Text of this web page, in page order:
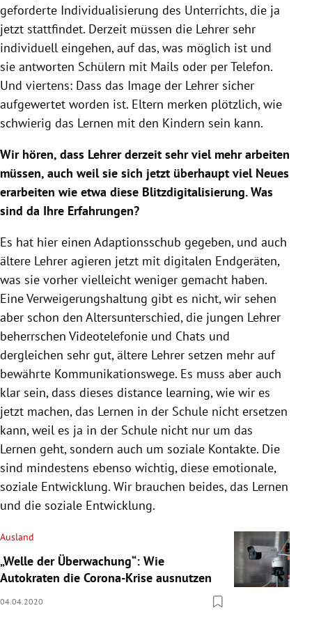
geforderte Individualisierung des Unterrichts, die ja
jetzt stattfindet. Derzeit müssen die Lehrer sehr
individuell eingehen, auf das, was möglich ist und
sie antworten Schülern mit Mails oder per Telefon.
Und viertens: Dass das Image der Lehrer sicher
aufgewertet worden ist. Eltern merken plötzlich, wie
schwierig das Lernen mit den Kindern sein kann.
Wir hören, dass Lehrer derzeit sehr viel mehr arbeiten
müssen, auch weil sie sich jetzt überhaupt viel Neues
erarbeiten wie etwa diese Blitzdigitalisierung. Was
sind da Ihre Erfahrungen?
Es hat hier einen Adaptionsschub gegeben, und auch
ältere Lehrer agieren jetzt mit digitalen Endgeräten,
was sie vorher vielleicht weniger gemacht haben.
Eine Verweigerungshaltung gibt es nicht, wir sehen
aber schon den Altersunterschied, die jungen Lehrer
beherrschen Videotelefonie und Chats und
dergleichen sehr gut, ältere Lehrer setzen mehr auf
bewährte Kommunikationswege. Es muss aber auch
klar sein, dass dieses distance learning, wie wir es
jetzt machen, das Lernen in der Schule nicht ersetzen
kann, weil es ja in der Schule nicht nur um das
Lernen geht, sondern auch um soziale Kontakte. Die
sind mindestens ebenso wichtig, diese emotionale,
soziale Entwicklung. Wir brauchen beides, das Lernen
und die soziale Entwicklung.
Ausland
„Welle der Überwachung“: Wie
Autokraten die Corona-Krise ausnutzen
04.04.2020